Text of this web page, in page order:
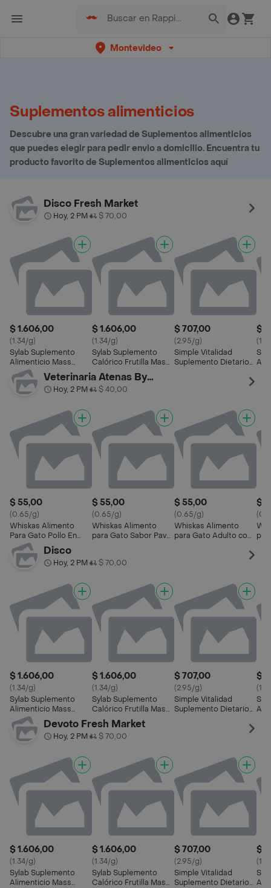
Montevideo
Suplementos alimenticios
Descubre una gran variedad de Suplementos alimenticios
que puedes elegir para pedir envio a domicilio. Encuentra tu
producto favorito de Suplementos alimenticios aquí
Disco Fresh Market
Hoy, 2 PM• $ 70,00
$ 1.606,00
(1.34/g)
Sylab Suplemento
Alimenticio Mass
3000 Sabor
Chocolate
$ 1.606,00
(1.34/g)
Sylab Suplemento
Calórico Frutilla Mass
3000
$ 707,00
(2.95/g)
Simple Vitalidad
Suplemento Dietario
$
Veterinaria Atenas By Palermo
Hoy, 2 PM• $ 40,00
$ 55,00
(0.65/g)
Whiskas Alimento
Para Gato Pollo En
Salsa
$ 55,00
(0.65/g)
Whiskas Alimento
para Gato Sabor Pavo
$ 55,00
(0.65/g)
Whiskas Alimento
para Gato Adulto con
$
Disco
Hoy, 2 PM• $ 70,00
$ 1.606,00
(1.34/g)
Sylab Suplemento
Alimenticio Mass
3000 Sabor
Chocolate
$ 1.606,00
(1.34/g)
Sylab Suplemento
Calórico Frutilla Mass
3000
$ 707,00
(2.95/g)
Simple Vitalidad
Suplemento Dietario
$
Devoto Fresh Market
Hoy, 2 PM• $ 70,00
$ 1.606,00
(1.34/g)
Sylab Suplemento
Alimenticio Mass
$ 1.606,00
(1.34/g)
Sylab Suplemento
Calórico Frutilla Mass
$ 707,00
(2.95/g)
Simple Vitalidad
Suplemento Dietario
$